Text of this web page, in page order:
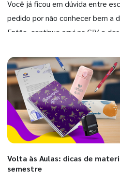
Você já ficou em dúvida entre
pedido por não conhecer bem a
Então, continue aqui na GIV e
Volta às Aulas: dicas de
semestre